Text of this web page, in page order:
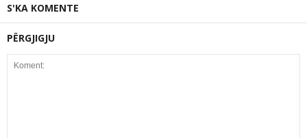
S'KA KOMENTE
PËRGJIGJU